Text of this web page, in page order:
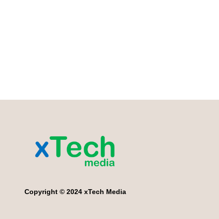
Copyright © 2024 xTech Media